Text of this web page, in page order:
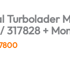
Turbolader
317828 +